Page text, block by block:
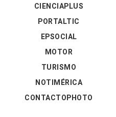
CIENCIAPLUS
PORTALTIC
EPSOCIAL
MOTOR
TURISMO
NOTIMÉRICA
CONTACTOPHOTO